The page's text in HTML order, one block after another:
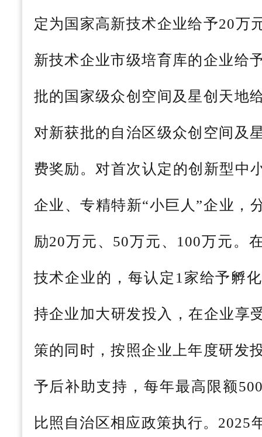
定为国家高新技术企业给予20万
新技术企业市级培育库的企业给
批的国家级众创空间及星创天地
对新获批的自治区级众创空间及
费奖励。对首次认定的创新型中
企业、专精特新“小巨人”企业，
励20万元、50万元、100万元。
技术企业的，每认定1家给予孵
持企业加大研发投入，在企业享
策的同时，按照企业上年度研发
予后补助支持，每年最高限额
比照自治区相应政策执行。2025